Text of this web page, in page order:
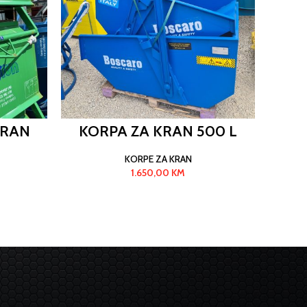
KORPA ZA KRAN 500 L
KORPE ZA KRAN
1.650,00 KM